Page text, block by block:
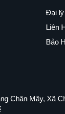
Đại lý
Liên
Bảo
Chân Mây, Xã